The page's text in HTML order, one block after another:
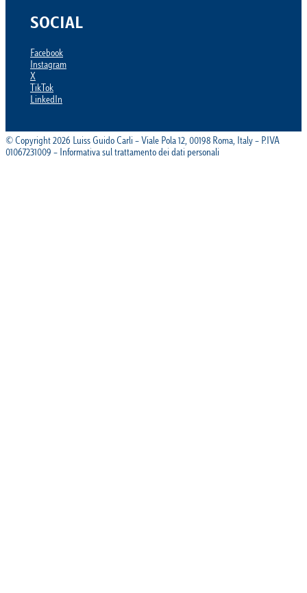
SOCIAL
Facebook
Instagram
X
TikTok
LinkedIn
© Copyright 2026 Luiss Guido Carli – Viale Pola 12, 00198 Roma, Italy – P.IVA
01067231009 – Informativa sul trattamento dei dati personali